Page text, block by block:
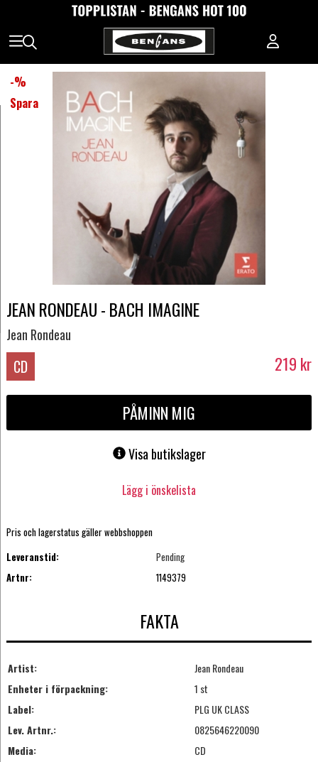
-%
Spara
JEAN RONDEAU - BACH IMAGINE
Jean Rondeau
CD 219 kr
PÅMINN MIG
Visa butikslager
Lägg i önskelista
Pris och lagerstatus gäller webbshoppen
Leveranstid:
Pending
Artnr:
1149379
FAKTA
Artist:
Jean Rondeau
Enheter i förpackning:
1 st
Label:
PLG UK CLASS
Lev. Artnr.:
0825646220090
Media:
CD